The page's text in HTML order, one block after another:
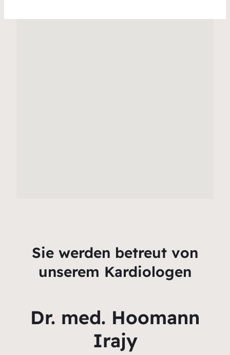
Sie werden betreut von
unserem Kardiologen
Dr. med. Hoomann
Irajy